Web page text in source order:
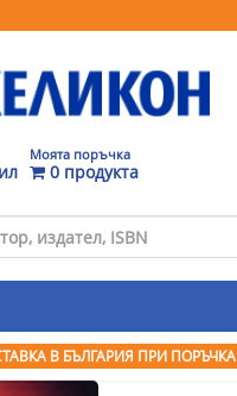
Моята поръчка
0 продукта
В БЪЛГАРИЯ ПРИ ПОРЪЧКА